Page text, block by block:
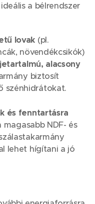
a bélrendszer
lovak (pl.
növendékcsikók)
alacsony
biztosít
szénhidrátokat.
és fenntartásra
NDF- és
lehet hígítani a jó